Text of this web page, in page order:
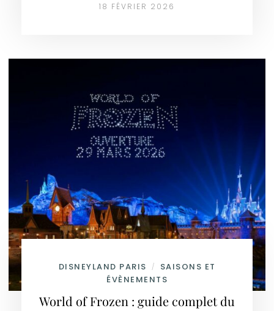
18 FÉVRIER 2026
DISNEYLAND PARIS /
SAISONS ET
ÉVÈNEMENTS
World of Frozen : guide complet du